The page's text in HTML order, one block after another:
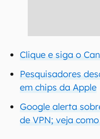
Clique e siga o
Pesquisadores
em chips da Apple
Google alerta
de VPN; veja